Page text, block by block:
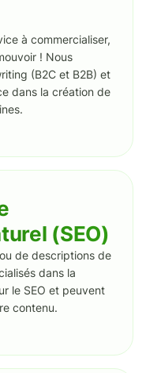
à commercialiser,
! Nous
(B2C et B2B) et
dans la création de
(SEO)
de descriptions de
dans la
le SEO et peuvent
contenu.